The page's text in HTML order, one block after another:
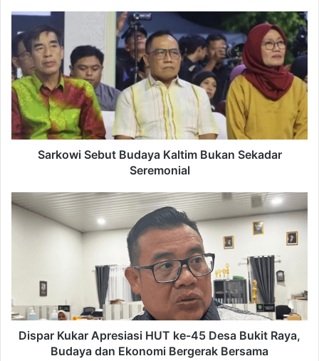
Sarkowi
Sebut
Budaya
Kaltim
Bukan
Sekadar
Seremonial
Sarkowi Sebut Budaya Kaltim Bukan Sekadar
Seremonial
Dispar
Kukar
Apresiasi
Bukit
Raya,
Budaya
Dispar Kukar Apresiasi HUT ke-45 Desa Bukit Raya,
Budaya dan Ekonomi Bergerak Bersama